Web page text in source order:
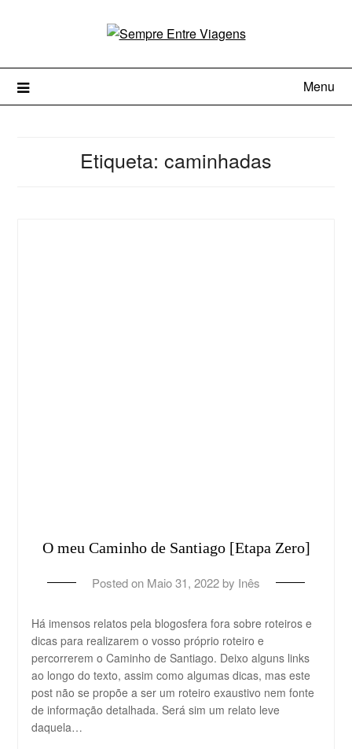
Menu
Etiqueta: caminhadas
O meu Caminho de Santiago [Etapa Zero]
Posted on Maio 31, 2022 by Inês
Há imensos relatos pela blogosfera fora sobre roteiros e
dicas para realizarem o vosso próprio roteiro e
percorrerem o Caminho de Santiago. Deixo alguns links
ao longo do texto, assim como algumas dicas, mas este
post não se propõe a ser um roteiro exaustivo nem fonte
de informação detalhada. Será sim um relato leve
daquela…